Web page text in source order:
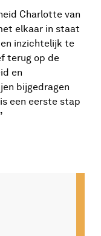
Charlotte van
elkaar in staat
inzichtelijk te
terug op de
en
bijgedragen
een eerste stap